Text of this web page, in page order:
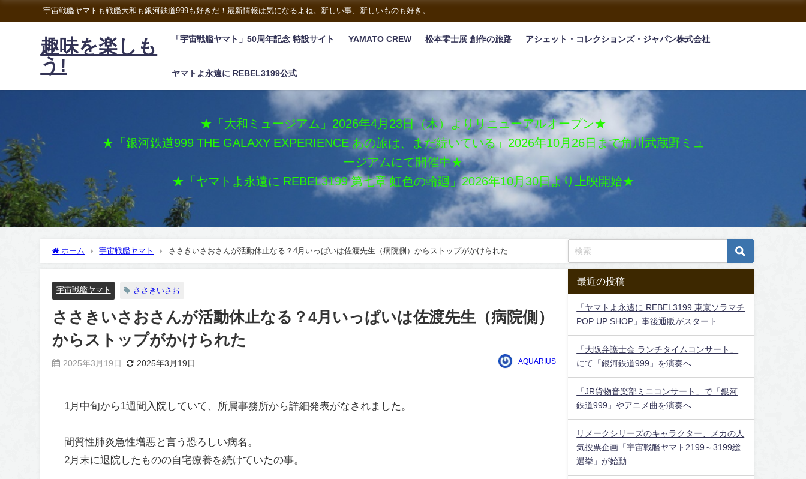
宇宙戦艦ヤマトも戦艦大和も銀河鉄道999も好きだ！最新情報は気になるよね。新しい事、新しいものも好き。
趣味を楽しも
う!
「宇宙戦艦ヤマト」50周年記念 特設サイト YAMATO CREW 松本零士展 創作の旅路 アシェット・コレクションズ・ジャパン株式会社
ヤマトよ永遠に REBEL3199公式
★「大和ミュージアム」2026年4月23日（木）よりリニューアルオープン★
★「銀河鉄道999 THE GALAXY EXPERIENCE あの旅は、まだ続いている」2026年10月26日まで角川武蔵野ミュ
ージアムにて開催中★
★「ヤマトよ永遠に REBEL3199 第七章 虹色の輪廻」2026年10月30日より上映開始★
ホーム 宇宙戦艦ヤマト ささきいさおさんが活動休止なる？4月いっぱいは佐渡先生（病院側）からストップがかけられた
宇宙戦艦ヤマト ささきいさお
ささきいさおさんが活動休止なる？4月いっぱいは佐渡先生（病院側）
からストップがかけられた
2025年3月19日 2025年3月19日 AQUARIUS
1月中旬から1週間入院していて、所属事務所から詳細発表がなされました。
間質性肺炎急性増悪と言う恐ろしい病名。
2月末に退院したものの自宅療養を続けていたの事。
最近の投稿
「ヤマトよ永遠に REBEL3199 東京ソラマチ
POP UP SHOP」事後通販がスタート
「大阪弁護士会 ランチタイムコンサート」
にて「銀河鉄道999」を演奏へ
「JR貨物音楽部ミニコンサート」で「銀河
鉄道999」やアニメ曲を演奏へ
リメークシリーズのキャラクター、メカの人
気投票企画「宇宙戦艦ヤマト2199～3199総
選挙」が始動